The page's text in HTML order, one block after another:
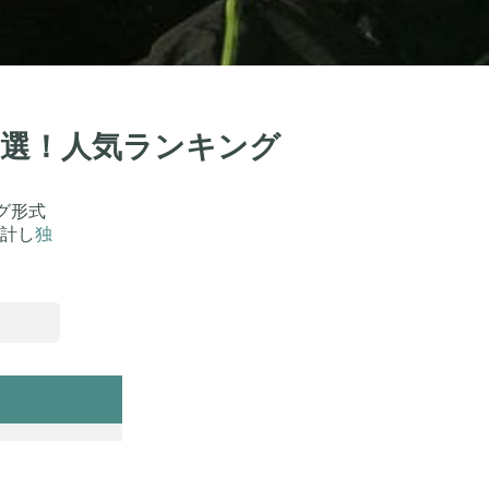
！人気ランキング
形式
し独